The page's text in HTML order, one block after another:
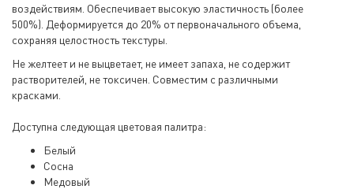
воздействиям. Обеспечивает высокую эластичность (более
500%). Деформируется до 20% от первоначального объема,
сохраняя целостность текстуры.
Не желтеет и не выцветает, не имеет запаха, не содержит
растворителей, не токсичен. Совместим с различными
красками.
Доступна следующая цветовая палитра:
Белый
Сосна
Медовый